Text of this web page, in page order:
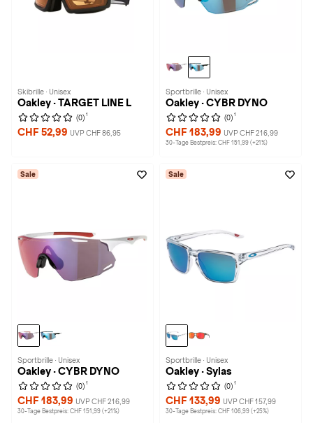
Skibrille · Unisex
Oakley · TARGET LINE L
(0) 1
CHF 52,99 UVP CHF 86,95
Sportbrille · Unisex
Oakley · CYBR DYNO
(0) 1
CHF 183,99 UVP CHF 216,99
30-Tage Bestpreis: CHF 151,99 (+21%)
Sale
Sportbrille · Unisex
Oakley · CYBR DYNO
(0) 1
CHF 183,99 UVP CHF 216,99
30-Tage Bestpreis: CHF 151,99 (+21%)
Sale
Sportbrille · Unisex
Oakley · Sylas
(0) 1
CHF 133,99 UVP CHF 157,99
30-Tage Bestpreis: CHF 106,99 (+25%)